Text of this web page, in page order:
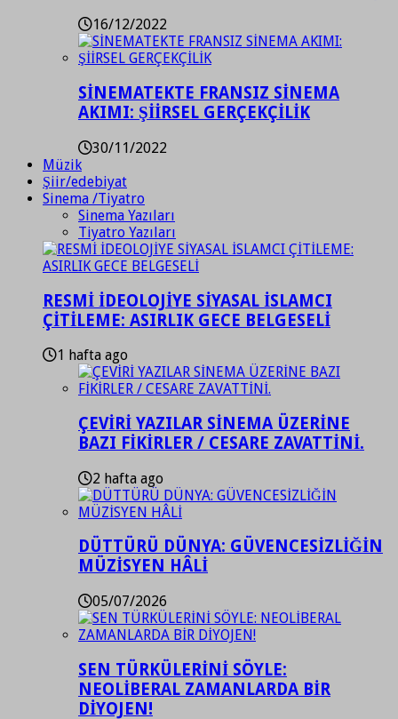
16/12/2022
SİNEMATEKTE FRANSIZ SİNEMA
AKIMI: ŞİİRSEL GERÇEKÇİLİK
30/11/2022
Müzik
Şiir/edebiyat
Sinema /Tiyatro
Sinema Yazıları
Tiyatro Yazıları
RESMİ İDEOLOJİYE SİYASAL İSLAMCI
ÇİTİLEME: ASIRLIK GECE BELGESELİ
1 hafta ago
ÇEVİRİ YAZILAR SİNEMA ÜZERİNE
BAZI FİKİRLER / CESARE ZAVATTİNİ.
2 hafta ago
DÜTTÜRÜ DÜNYA: GÜVENCESİZLİĞİN
MÜZİSYEN HÂLİ
05/07/2026
SEN TÜRKÜLERİNİ SÖYLE:
NEOLİBERAL ZAMANLARDA BİR
DİYOJEN!